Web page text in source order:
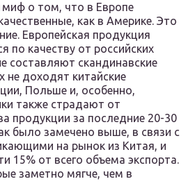
о том, что в Европе
как в Америке. Это
Европейская продукция
по качеству от российских
составляют скандинавские
не доходят китайские
Польше и, особенно,
также страдают от
продукции за последние 20-30
было замечено выше, в связи с
на рынок из Китая, и
15% от всего объема экспорта.
заметно мягче, чем в